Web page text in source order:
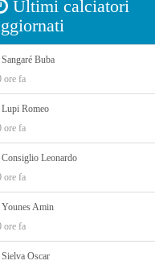
Ultimi calciatori
Sangaré Buba
ore fa
Lupi Romeo
ore fa
Consiglio Leonardo
ore fa
Younes Amin
ore fa
Sielva Oscar